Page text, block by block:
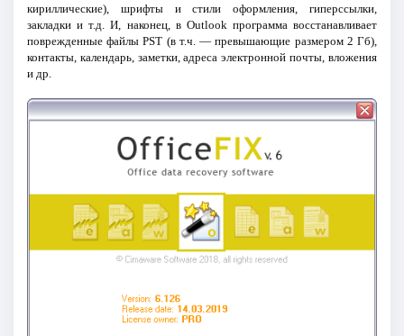
кириллические), шрифты и стили оформления, гиперссылки,
закладки и т.д. И, наконец, в Outlook программа восстанавливает
поврежденные файлы PST (в т.ч. — превышающие размером 2 Гб),
контакты, календарь, заметки, адреса электронной почты, вложения
и др.